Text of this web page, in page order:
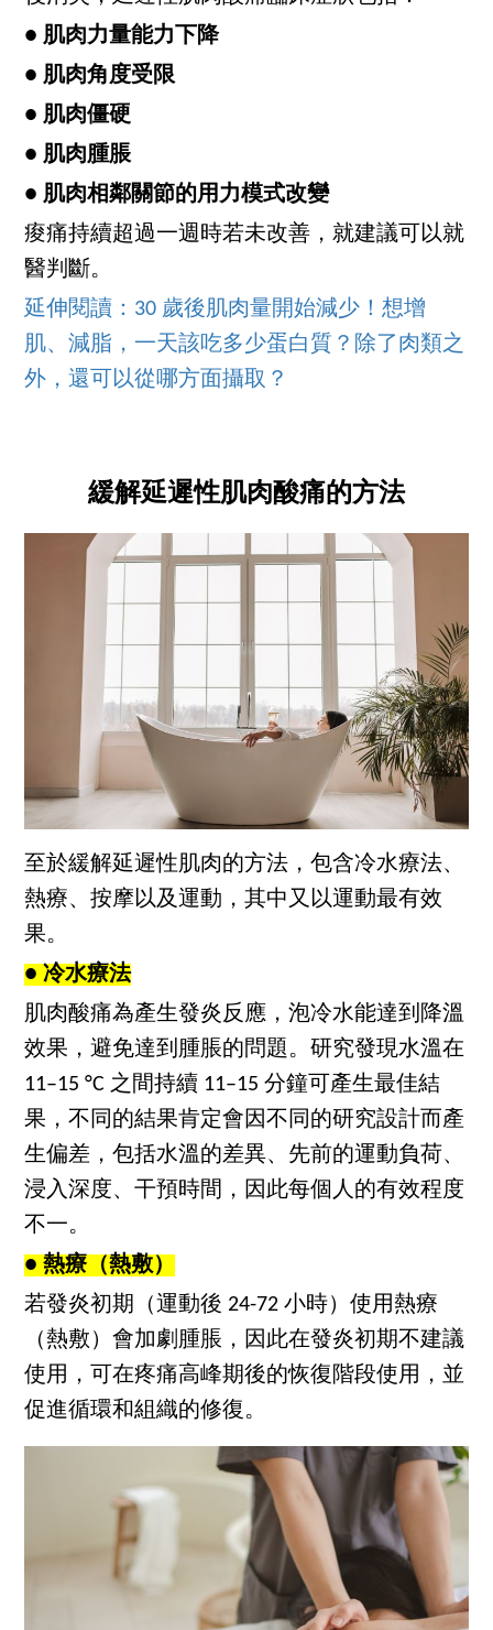
● 肌肉力量能力下降
● 肌肉角度受限
● 肌肉僵硬
● 肌肉腫脹
● 肌肉相鄰關節的用力模式改變
痠痛持續超過一週時若未改善，就建議可以就
醫判斷。
延伸閱讀：30 歲後肌肉量開始減少！想增
肌、減脂，一天該吃多少蛋白質？除了肉類之
外，還可以從哪方面攝取？
緩解延遲性肌肉酸痛的方法
至於緩解延遲性肌肉的方法，包含冷水療法、
熱療、按摩以及運動，其中又以運動最有效
果。
● 冷水療法
肌肉酸痛為產生發炎反應，泡冷水能達到降溫
效果，避免達到腫脹的問題。研究發現水溫在
11–15 °C 之間持續 11–15 分鐘可產生最佳結
果，不同的結果肯定會因不同的研究設計而產
生偏差，包括水溫的差異、先前的運動負荷、
浸入深度、干預時間，因此每個人的有效程度
不一。
● 熱療（熱敷）
若發炎初期（運動後 24-72 小時）使用熱療
（熱敷）會加劇腫脹，因此在發炎初期不建議
使用，可在疼痛高峰期後的恢復階段使用，並
促進循環和組織的修復。